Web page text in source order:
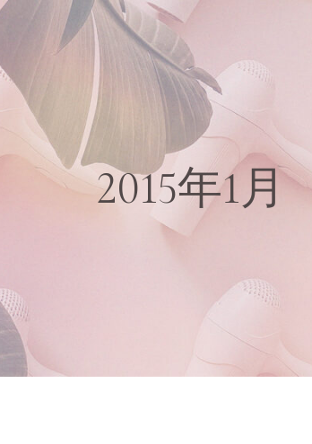
2015年1月